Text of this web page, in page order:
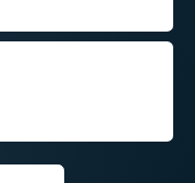
nel settore